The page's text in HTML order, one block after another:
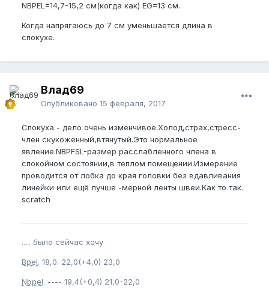
NBPEL=14,7-15,2 см(когда как) EG=13 см.
Когда напрягаюсь до 7 см уменьшается длина в
спокухе.
Влад69
Опубликовано 15 февраля, 2017
Спокуха - дело очень изменчивое.Холод,страх,стресс-
член скукоженный,втянутый.Это нормальное
явление.NBPFSL-размер расслабленного члена в
спокойном состоянии,в теплом помещении.Измерение
проводится от лобка до края головки без вдавливания
линейки или ещё лучше -мерной ленты швеи.Как то так.
scratch
..... было сейчас хочу
Bpel. 18,0. 22,0(+4,0) 23,0
Nbpel. ---- 19,4(+0,4) 21,0-22,0